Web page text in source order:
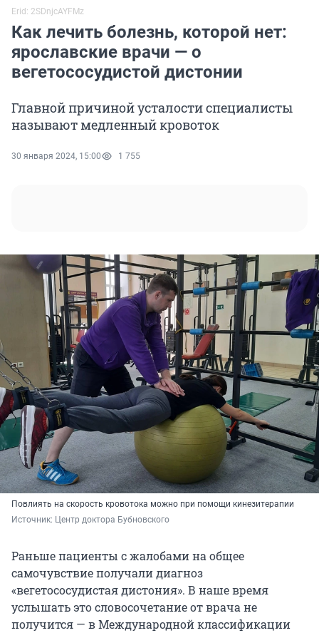
Erid: 2SDnjcAYFMz
Как лечить болезнь, которой нет:
ярославские врачи — о
вегетососудистой дистонии
Главной причиной усталости специалисты
называют медленный кровоток
30 января 2024, 15:00 1 755
Повлиять на скорость кровотока можно при помощи кинезитерапии
Источник: Центр доктора Бубновского
Раньше пациенты с жалобами на общее
самочувствие получали диагноз
«вегетососудистая дистония». В наше время
услышать это словосочетание от врача не
получится — в Международной классификации